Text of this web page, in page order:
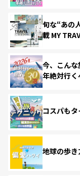
旬な“あの
載 MY
今、こん
年絶対行
コスパも
地球の歩